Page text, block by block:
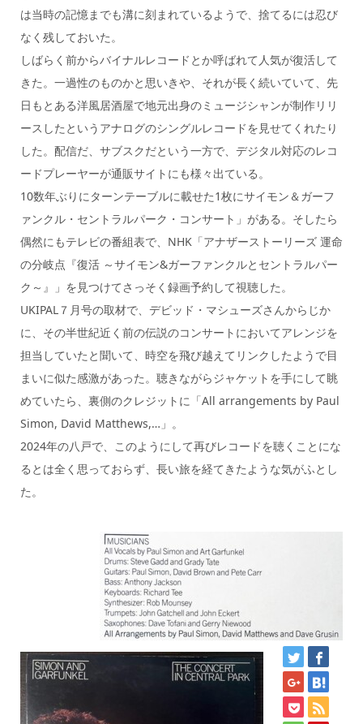
は当時の記憶までも溝に刻まれているようで、捨てるには忍び
なく残しておいた。
しばらく前からバイナルレコードとか呼ばれて人気が復活して
きた。一過性のものかと思いきや、それが長く続いていて、先
日もとある洋風居酒屋で地元出身のミュージシャンが制作リリ
ースしたというアナログのシングルレコードを見せてくれたり
した。配信だ、サブスクだという一方で、デジタル対応のレコ
ードプレーヤーが通販サイトにも様々出ている。
10数年ぶりにターンテーブルに載せた1枚にサイモン＆ガーフ
ァンクル・セントラルパーク・コンサート」がある。そしたら
偶然にもテレビの番組表で、NHK「アナザーストーリーズ 運命
の分岐点『復活 ～サイモン&ガーファンクルとセントラルパー
ク～』」を見つけてさっそく録画予約して視聴した。
UKIPAL７月号の取材で、デビッド・マシューズさんからじか
に、その半世紀近く前の伝説のコンサートにおいてアレンジを
担当していたと聞いて、時空を飛び越えてリンクしたようで目
まいに似た感激があった。聴きながらジャケットを手にして眺
めていたら、裏側のクレジットに「All arrangements by Paul
Simon, David Matthews,…」。
2024年の八戸で、このようにして再びレコードを聴くことにな
るとは全く思っておらず、長い旅を経てきたような気がふとし
た。